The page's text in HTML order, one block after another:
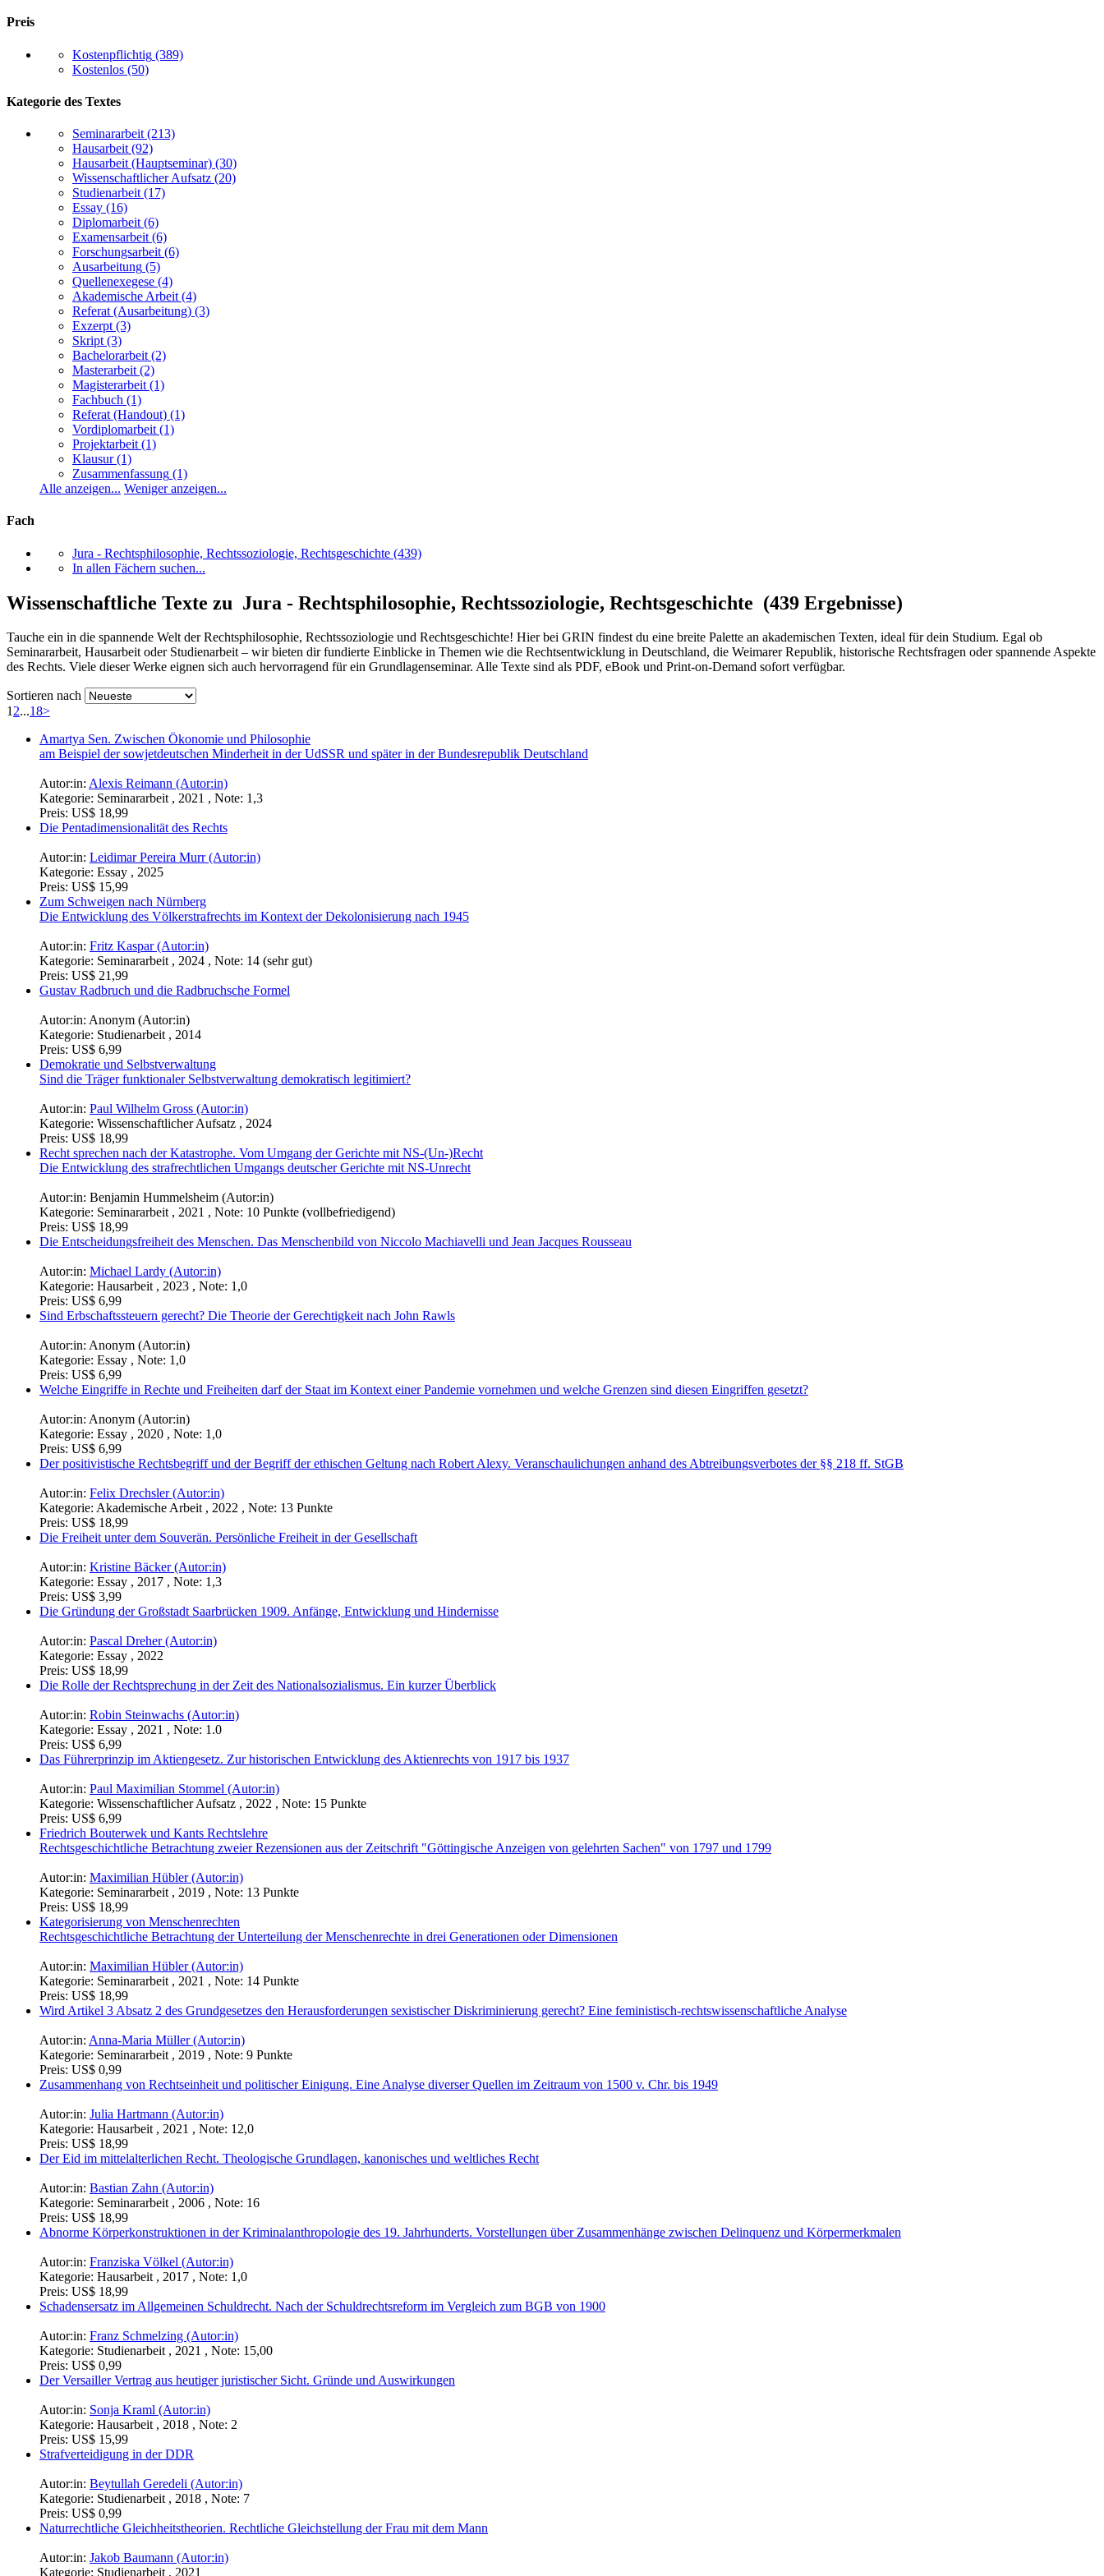
Preis
Kostenpflichtig (389)
Kostenlos (50)
Kategorie des Textes
Seminararbeit (213)
Hausarbeit (92)
Hausarbeit (Hauptseminar) (30)
Wissenschaftlicher Aufsatz (20)
Studienarbeit (17)
Essay (16)
Diplomarbeit (6)
Examensarbeit (6)
Forschungsarbeit (6)
Ausarbeitung (5)
Quellenexegese (4)
Akademische Arbeit (4)
Referat (Ausarbeitung) (3)
Exzerpt (3)
Skript (3)
Bachelorarbeit (2)
Masterarbeit (2)
Magisterarbeit (1)
Fachbuch (1)
Referat (Handout) (1)
Vordiplomarbeit (1)
Projektarbeit (1)
Klausur (1)
Zusammenfassung (1)
Alle anzeigen... Weniger anzeigen...
Fach
Jura - Rechtsphilosophie, Rechtssoziologie, Rechtsgeschichte (439)
In allen Fächern suchen...
Wissenschaftliche Texte zu Jura - Rechtsphilosophie, Rechtssoziologie, Rechtsgeschichte (439 Ergebnisse)
Tauche ein in die spannende Welt der Rechtsphilosophie, Rechtssoziologie und Rechtsgeschichte! Hier bei GRIN findest du eine breite Palette an akademischen Texten, ideal für dein Studium. Egal ob
Seminararbeit, Hausarbeit oder Studienarbeit – wir bieten dir fundierte Einblicke in Themen wie die Rechtsentwicklung in Deutschland, die Weimarer Republik, historische Rechtsfragen oder spannende Aspekte
des Rechts. Viele dieser Werke eignen sich auch hervorragend für ein Grundlagenseminar. Alle Texte sind als PDF, eBook und Print-on-Demand sofort verfügbar.
Sortieren nach
12...18>
Amartya Sen. Zwischen Ökonomie und Philosophie
am Beispiel der sowjetdeutschen Minderheit in der UdSSR und später in der Bundesrepublik Deutschland
Autor:in: Alexis Reimann (Autor:in)
Kategorie: Seminararbeit , 2021 , Note: 1,3
Preis: US$ 18,99
Die Pentadimensionalität des Rechts
Autor:in: Leidimar Pereira Murr (Autor:in)
Kategorie: Essay , 2025
Preis: US$ 15,99
Zum Schweigen nach Nürnberg
Die Entwicklung des Völkerstrafrechts im Kontext der Dekolonisierung nach 1945
Autor:in: Fritz Kaspar (Autor:in)
Kategorie: Seminararbeit , 2024 , Note: 14 (sehr gut)
Preis: US$ 21,99
Gustav Radbruch und die Radbruchsche Formel
Autor:in: Anonym (Autor:in)
Kategorie: Studienarbeit , 2014
Preis: US$ 6,99
Demokratie und Selbstverwaltung
Sind die Träger funktionaler Selbstverwaltung demokratisch legitimiert?
Autor:in: Paul Wilhelm Gross (Autor:in)
Kategorie: Wissenschaftlicher Aufsatz , 2024
Preis: US$ 18,99
Recht sprechen nach der Katastrophe. Vom Umgang der Gerichte mit NS-(Un-)Recht
Die Entwicklung des strafrechtlichen Umgangs deutscher Gerichte mit NS-Unrecht
Autor:in: Benjamin Hummelsheim (Autor:in)
Kategorie: Seminararbeit , 2021 , Note: 10 Punkte (vollbefriedigend)
Preis: US$ 18,99
Die Entscheidungsfreiheit des Menschen. Das Menschenbild von Niccolo Machiavelli und Jean Jacques Rousseau
Autor:in: Michael Lardy (Autor:in)
Kategorie: Hausarbeit , 2023 , Note: 1,0
Preis: US$ 6,99
Sind Erbschaftssteuern gerecht? Die Theorie der Gerechtigkeit nach John Rawls
Autor:in: Anonym (Autor:in)
Kategorie: Essay , Note: 1,0
Preis: US$ 6,99
Welche Eingriffe in Rechte und Freiheiten darf der Staat im Kontext einer Pandemie vornehmen und welche Grenzen sind diesen Eingriffen gesetzt?
Autor:in: Anonym (Autor:in)
Kategorie: Essay , 2020 , Note: 1,0
Preis: US$ 6,99
Der positivistische Rechtsbegriff und der Begriff der ethischen Geltung nach Robert Alexy. Veranschaulichungen anhand des Abtreibungsverbotes der §§ 218 ff. StGB
Autor:in: Felix Drechsler (Autor:in)
Kategorie: Akademische Arbeit , 2022 , Note: 13 Punkte
Preis: US$ 18,99
Die Freiheit unter dem Souverän. Persönliche Freiheit in der Gesellschaft
Autor:in: Kristine Bäcker (Autor:in)
Kategorie: Essay , 2017 , Note: 1,3
Preis: US$ 3,99
Die Gründung der Großstadt Saarbrücken 1909. Anfänge, Entwicklung und Hindernisse
Autor:in: Pascal Dreher (Autor:in)
Kategorie: Essay , 2022
Preis: US$ 18,99
Die Rolle der Rechtsprechung in der Zeit des Nationalsozialismus. Ein kurzer Überblick
Autor:in: Robin Steinwachs (Autor:in)
Kategorie: Essay , 2021 , Note: 1.0
Preis: US$ 6,99
Das Führerprinzip im Aktiengesetz. Zur historischen Entwicklung des Aktienrechts von 1917 bis 1937
Autor:in: Paul Maximilian Stommel (Autor:in)
Kategorie: Wissenschaftlicher Aufsatz , 2022 , Note: 15 Punkte
Preis: US$ 6,99
Friedrich Bouterwek und Kants Rechtslehre
Rechtsgeschichtliche Betrachtung zweier Rezensionen aus der Zeitschrift "Göttingische Anzeigen von gelehrten Sachen" von 1797 und 1799
Autor:in: Maximilian Hübler (Autor:in)
Kategorie: Seminararbeit , 2019 , Note: 13 Punkte
Preis: US$ 18,99
Kategorisierung von Menschenrechten
Rechtsgeschichtliche Betrachtung der Unterteilung der Menschenrechte in drei Generationen oder Dimensionen
Autor:in: Maximilian Hübler (Autor:in)
Kategorie: Seminararbeit , 2021 , Note: 14 Punkte
Preis: US$ 18,99
Wird Artikel 3 Absatz 2 des Grundgesetzes den Herausforderungen sexistischer Diskriminierung gerecht? Eine feministisch-rechtswissenschaftliche Analyse
Autor:in: Anna-Maria Müller (Autor:in)
Kategorie: Seminararbeit , 2019 , Note: 9 Punkte
Preis: US$ 0,99
Zusammenhang von Rechtseinheit und politischer Einigung. Eine Analyse diverser Quellen im Zeitraum von 1500 v. Chr. bis 1949
Autor:in: Julia Hartmann (Autor:in)
Kategorie: Hausarbeit , 2021 , Note: 12,0
Preis: US$ 18,99
Der Eid im mittelalterlichen Recht. Theologische Grundlagen, kanonisches und weltliches Recht
Autor:in: Bastian Zahn (Autor:in)
Kategorie: Seminararbeit , 2006 , Note: 16
Preis: US$ 18,99
Abnorme Körperkonstruktionen in der Kriminalanthropologie des 19. Jahrhunderts. Vorstellungen über Zusammenhänge zwischen Delinquenz und Körpermerkmalen
Autor:in: Franziska Völkel (Autor:in)
Kategorie: Hausarbeit , 2017 , Note: 1,0
Preis: US$ 18,99
Schadensersatz im Allgemeinen Schuldrecht. Nach der Schuldrechtsreform im Vergleich zum BGB von 1900
Autor:in: Franz Schmelzing (Autor:in)
Kategorie: Studienarbeit , 2021 , Note: 15,00
Preis: US$ 0,99
Der Versailler Vertrag aus heutiger juristischer Sicht. Gründe und Auswirkungen
Autor:in: Sonja Kraml (Autor:in)
Kategorie: Hausarbeit , 2018 , Note: 2
Preis: US$ 15,99
Strafverteidigung in der DDR
Autor:in: Beytullah Geredeli (Autor:in)
Kategorie: Studienarbeit , 2018 , Note: 7
Preis: US$ 0,99
Naturrechtliche Gleichheitstheorien. Rechtliche Gleichstellung der Frau mit dem Mann
Autor:in: Jakob Baumann (Autor:in)
Kategorie: Studienarbeit , 2021